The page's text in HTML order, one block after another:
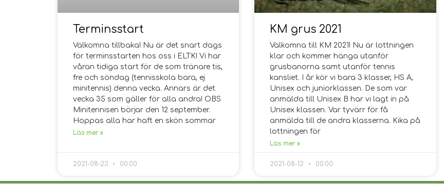
Terminsstart
Välkomna tillbaka! Nu är det snart dags
för terminsstarten hos oss i ELTK! Vi har
våran tidiga start för de som tränare tis,
fre och söndag (tennisskola bara, ej
minitennis) denna vecka. Annars är det
vecka 35 som gäller för alla andra! OBS
Minitennisen börjar den 12 september.
Hoppas alla har haft en skön sommar
Läs mer »
2021-08-23 00:00
KM grus 2021
Välkomna till KM 2021! Nu är lottningen
klar och kommer hänga utanför
grusbanorna samt utanför tennis
kansliet. I år kör vi bara 3 klasser, HS A,
Unisex och juniorklassen. De som var
anmälda till Unisex B har vi lagt in på
Unisex klassen. Var tyvärr för få
anmälda till de andra klasserna. Kika på
lottningen för
Läs mer »
2021-08-12 00:00